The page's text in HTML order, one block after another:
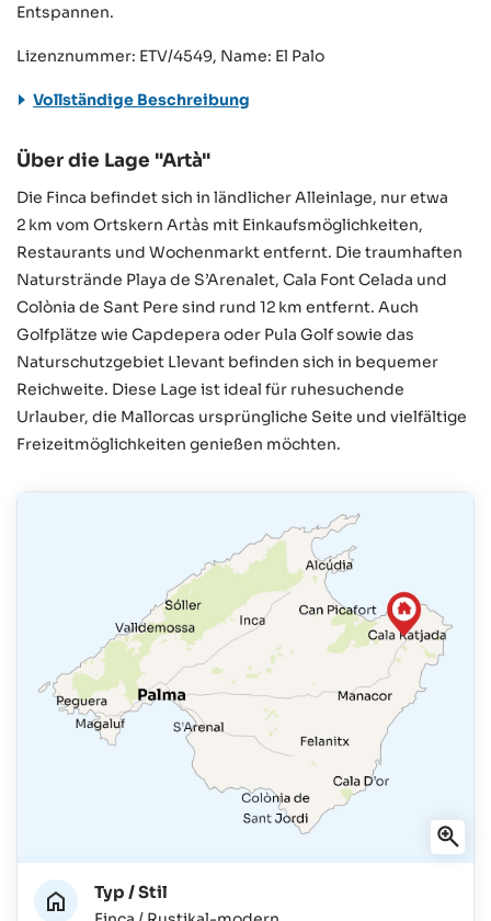
Entspannen.
Lizenznummer: ETV/4549, Name: El Palo
Vollständige Beschreibung
Über die Lage "Artà"
Die Finca befindet sich in ländlicher Alleinlage, nur etwa
2 km vom Ortskern Artàs mit Einkaufsmöglichkeiten,
Restaurants und Wochenmarkt entfernt. Die traumhaften
Naturstrände Playa de S’Arenalet, Cala Font Celada und
Colònia de Sant Pere sind rund 12 km entfernt. Auch
Golfplätze wie Capdepera oder Pula Golf sowie das
Naturschutzgebiet Llevant befinden sich in bequemer
Reichweite. Diese Lage ist ideal für ruhesuchende
Urlauber, die Mallorcas ursprüngliche Seite und vielfältige
Freizeitmöglichkeiten genießen möchten.
Typ / Stil